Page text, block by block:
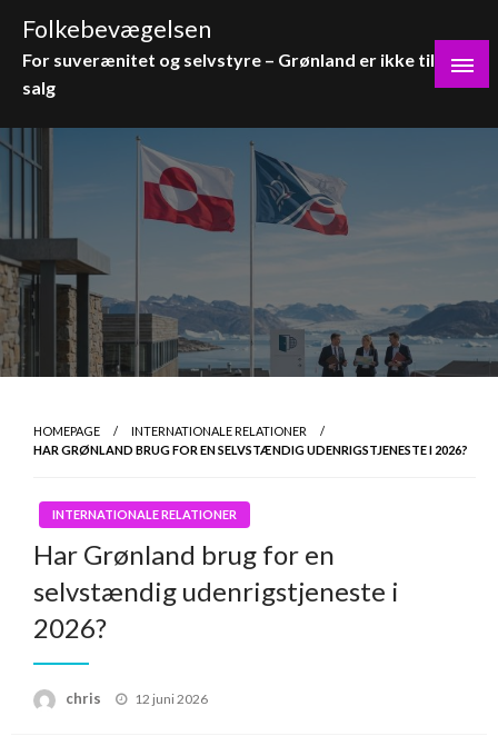
content
Folkebevægelsen
For suverænitet og selvstyre – Grønland er ikke til
salg
HOMEPAGE
INTERNATIONALE RELATIONER
HAR GRØNLAND BRUG FOR EN SELVSTÆNDIG UDENRIGSTJENESTE I 2026?
INTERNATIONALE RELATIONER
Har Grønland brug for en
selvstændig udenrigstjeneste i
2026?
chris
Posted
12 juni 2026